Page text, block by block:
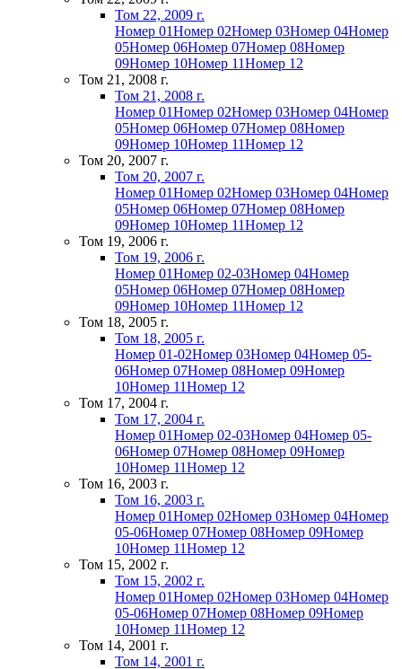
Том 22, 2009 г.
Номер 01Номер 02Номер 03Номер 04Номер
05Номер 06Номер 07Номер 08Номер
09Номер 10Номер 11Номер 12
Том 21, 2008 г.
Том 21, 2008 г.
Номер 01Номер 02Номер 03Номер 04Номер
05Номер 06Номер 07Номер 08Номер
09Номер 10Номер 11Номер 12
Том 20, 2007 г.
Том 20, 2007 г.
Номер 01Номер 02Номер 03Номер 04Номер
05Номер 06Номер 07Номер 08Номер
09Номер 10Номер 11Номер 12
Том 19, 2006 г.
Том 19, 2006 г.
Номер 01Номер 02-03Номер 04Номер
05Номер 06Номер 07Номер 08Номер
09Номер 10Номер 11Номер 12
Том 18, 2005 г.
Том 18, 2005 г.
Номер 01-02Номер 03Номер 04Номер 05-
06Номер 07Номер 08Номер 09Номер
10Номер 11Номер 12
Том 17, 2004 г.
Том 17, 2004 г.
Номер 01Номер 02-03Номер 04Номер 05-
06Номер 07Номер 08Номер 09Номер
10Номер 11Номер 12
Том 16, 2003 г.
Том 16, 2003 г.
Номер 01Номер 02Номер 03Номер 04Номер
05-06Номер 07Номер 08Номер 09Номер
10Номер 11Номер 12
Том 15, 2002 г.
Том 15, 2002 г.
Номер 01Номер 02Номер 03Номер 04Номер
05-06Номер 07Номер 08Номер 09Номер
10Номер 11Номер 12
Том 14, 2001 г.
Том 14, 2001 г.